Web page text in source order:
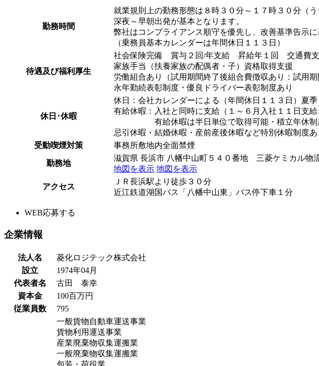
勤務時間
就業規則上の勤務形態は８時３０分～１７時３０分（
深夜～早朝出発が基本となります。
弊社はコンプライアンス順守を優先し、改善基準告示
（乗務員基本カレンダーは年間休日１１３日）
待遇及び福利厚生
社会保険完備 賞与２回/年支給 昇給年１回 交通費
家族手当（扶養家族の配偶者・子）資格取得支援
労働組合あり（試用期間終了後組合費徴収あり：試用期
永年勤続表彰制度・優良ドライバー表彰制度あり
休日･休暇
休日：会社カレンダーによる（年間休日１１３日）夏
有給休暇：入社と同時に支給（１～６月入社１１日支
有給休暇は半日単位で取得可能・積立年休制
忌引休暇・結婚休暇・産前産後休暇など特別休暇制度あ
受動喫煙対策
事務所敷地内全面禁煙
勤務地
滋賀県 長浜市 八幡中山町５４０番地 三菱ケミカル物
地図を表示 地図を表示
アクセス
ＪＲ長浜駅より徒歩３０分
近江鉄道湖国バス「八幡中山東」バス停下車１分
WEB応募する
企業情報
法人名
菱化ロジテック株式会社
設立
1974年04月
代表者名
古田 泰幸
資本金
100百万円
従業員数
795
一般貨物自動車運送事業
貨物利用運送事業
産業廃棄物収集運搬業
一般廃棄物収集運搬業
包装・荷役業